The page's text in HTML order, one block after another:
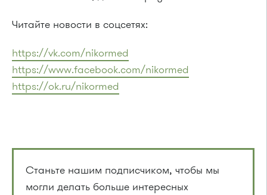
Читайте новости в соцсетях:
https://vk.com/nikormed
https://www.facebook.com/nikormed
https://ok.ru/nikormed
Станьте нашим подписчиком, чтобы мы
могли делать больше интересных